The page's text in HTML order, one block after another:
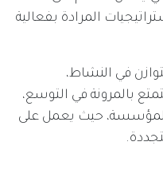
المرادة بفعالية
في النشاط،
بالمرونة في التوسع،
المؤسسة، حيث يعمل على